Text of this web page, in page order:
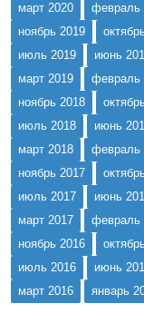
март 2020
февраль
ноябрь 2019
июль 2019
июнь
март 2019
февраль
ноябрь 2018
июль 2018
июнь
март 2018
февраль
ноябрь 2017
июль 2017
июнь
март 2017
февраль
ноябрь 2016
июль 2016
июнь
март 2016
январь